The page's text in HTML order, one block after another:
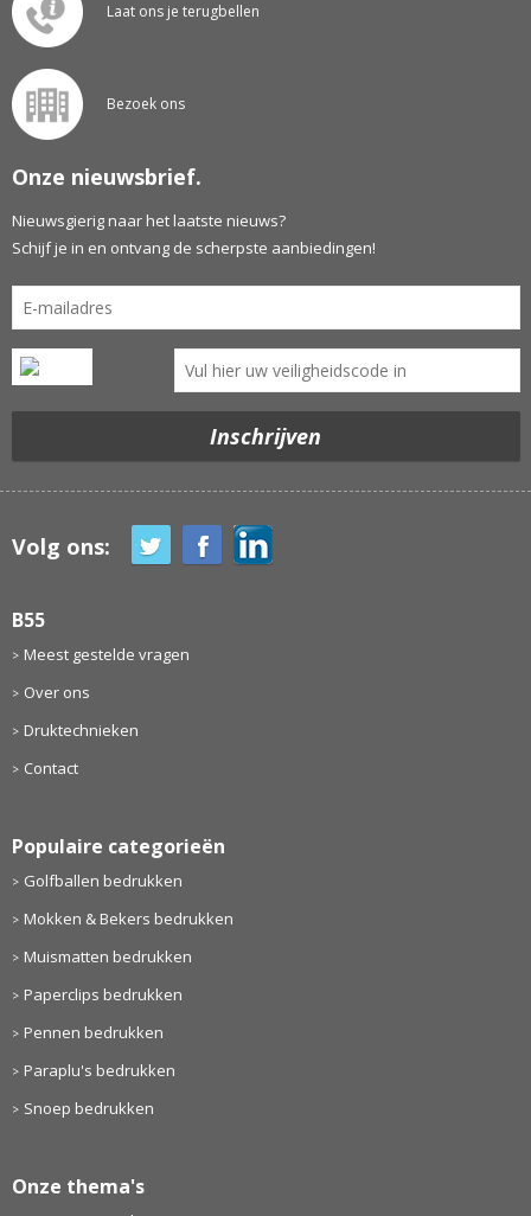
Laat ons je terugbellen
Bezoek ons
Onze nieuwsbrief.
Nieuwsgierig naar het laatste nieuws?
Schijf je in en ontvang de scherpste aanbiedingen!
Volg ons:
B55
Meest gestelde vragen
Over ons
Druktechnieken
Contact
Populaire categorieën
Golfballen bedrukken
Mokken & Bekers bedrukken
Muismatten bedrukken
Paperclips bedrukken
Pennen bedrukken
Paraplu's bedrukken
Snoep bedrukken
Onze thema's